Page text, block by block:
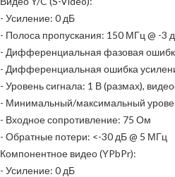
- Усиление: 0 дБ
- Полоса пропускания: 150 МГц @ -3
- Дифференциальная фазовая
- Дифференциальная ошибка
- Уровень сигнала: 1 В (размах),
- Минимальный/максимальный
- Входное сопротивление: 75 Ом
- Обратные потери: <-30 дБ @ 5 МГц
Компонентное видео (YPbPr):
- Усиление: 0 дБ